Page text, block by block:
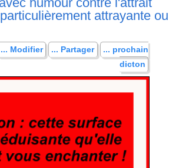
attrayante ou
... Modifier ... Partager
... prochain
dicton